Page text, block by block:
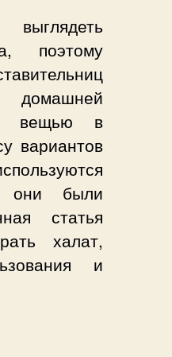
поэтому
домашней
вещью в
вариантов
они были
статья
халат,
и